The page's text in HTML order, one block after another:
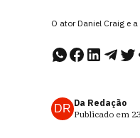
O ator Daniel Craig e
DR Da Redação
Publicado em